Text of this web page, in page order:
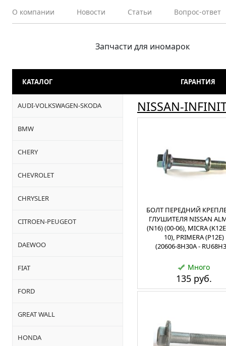
О компании Новости Статьи Вопрос-ответ
Запчасти для иномарок
КАТАЛОГ ГАРАНТИЯ
AUDI-VOLKSWAGEN-SKODA
BMW
CHERY
CHEVROLET
CHRYSLER
CITROEN-PEUGEOT
DAEWOO
FIAT
FORD
GREAT WALL
HONDA
NISSAN-
БОЛТ ПЕРЕДНИЙ
ГЛУШИТЕЛЯ NISSAN
(N16) (00-06), MICRA
10), PRIMERA (P12E)
(20606-8H30A -
Много
135 руб.